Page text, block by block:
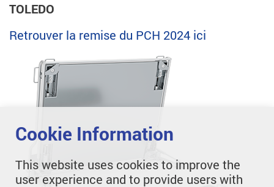
TOLEDO
Retrouver la remise du PCH 2024 ici
Cookie Information
This website uses cookies to improve the
user experience and to provide users with